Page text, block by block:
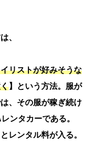
、
リストが好みそうな
】という方法。服が
、その服が稼ぎ続け
ンタカーである。
レンタル料が入る。